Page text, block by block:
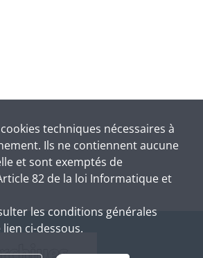
cookies techniques nécessaires à
Ils ne contiennent aucune
et sont exemptés de
82 de la loi Informatique et
les conditions générales
ci-dessous.